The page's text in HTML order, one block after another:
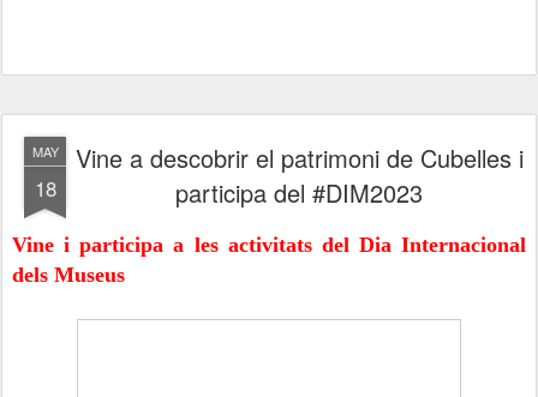
MAY
18
Vine a descobrir el patrimoni de Cubelles i
participa del #DIM2023
Vine i participa a les activitats del Dia Internacional
dels Museus